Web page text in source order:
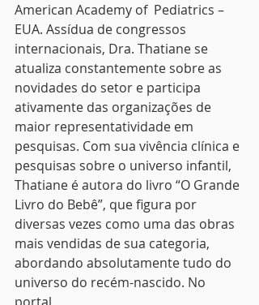
American Academy of  Pediatrics –
EUA. Assídua de congressos
internacionais, Dra. Thatiane se
atualiza constantemente sobre as
novidades do setor e participa
ativamente das organizações de
maior representatividade em
pesquisas. Com sua vivência clínica e
pesquisas sobre o universo infantil,
Thatiane é autora do livro “O Grande
Livro do Bebê”, que figura por
diversas vezes como uma das obras
mais vendidas de sua categoria,
abordando absolutamente tudo do
universo do recém-nascido. No